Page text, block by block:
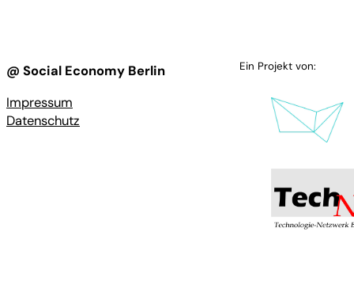
@ Social Economy Berlin
Impressum
Datenschutz
Ein Projekt von: